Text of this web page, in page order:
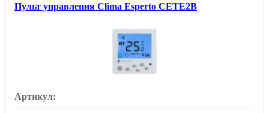
Пульт управления Clima Esperto CETE2B